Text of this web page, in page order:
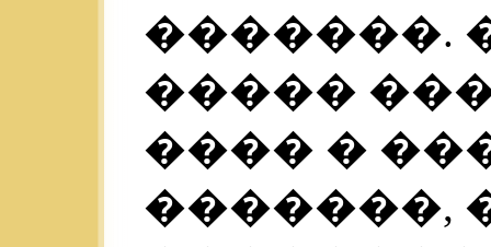
�������.
�����
���� �
�������,